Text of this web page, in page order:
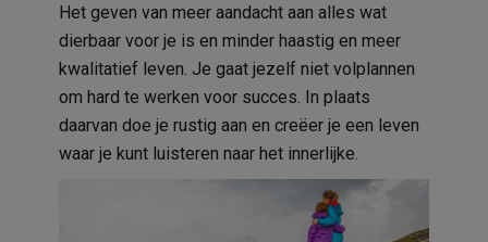
Het geven van meer aandacht aan alles wat
dierbaar voor je is en minder haastig en meer
kwalitatief leven. Je gaat jezelf niet volplannen
om hard te werken voor succes. In plaats
daarvan doe je rustig aan en creëer je een leven
waar je kunt luisteren naar het innerlijke.